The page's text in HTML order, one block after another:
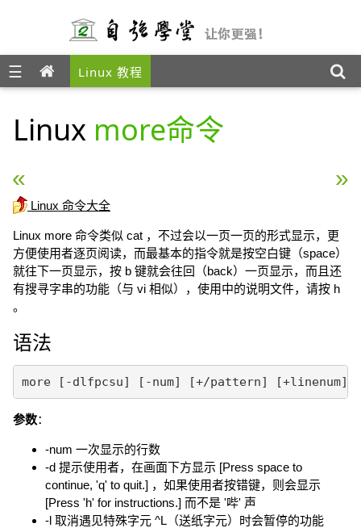
☰ Linux 教程
Linux more命令
« Linux mktemp命令 Linux mmove命令 »
Linux 命令大全
Linux more 命令类似 cat ，不过会以一页一页的形式显示，更
方便使用者逐页阅读，而最基本的指令就是按空白键（space）
就往下一页显示，按 b 键就会往回（back）一页显示，而且还
有搜寻字串的功能（与 vi 相似），使用中的说明文件，请按 h
。
语法
more [-dlfpcsu] [-num] [+/pattern] [+linenum]
参数：
-num 一次显示的行数
-d 提示使用者，在画面下方显示 [Press space to
continue, 'q' to quit.] ，如果使用者按错键，则会显示
[Press 'h' for instructions.] 而不是 '哔' 声
-l 取消遇见特殊字元 ^L（送纸字元）时会暂停的功能